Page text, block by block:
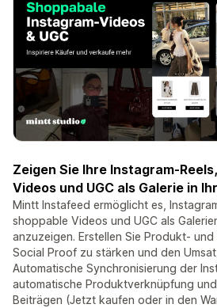
Zeigen Sie Ihre Instagram-
Videos und UGC als Galerie in
Mintt Instafeed ermöglicht es,
shoppable Videos und UGC als
anzuzeigen. Erstellen Sie Produkt- und
Social Proof zu stärken und den
Automatische Synchronisierung der
automatische Produktverknüpfung
Beiträgen (Jetzt kaufen oder in den